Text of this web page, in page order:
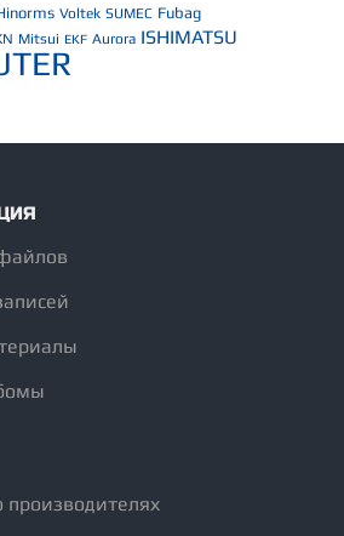
Voltek SUMEC Fubag
Mitsui EKF Aurora ISHIMATSU